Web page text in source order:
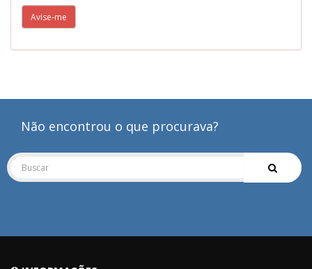
Avise-me
Não encontrou o que procurava?